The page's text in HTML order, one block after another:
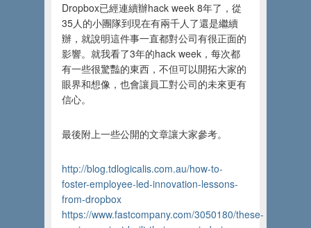
Dropbox已經連續辦hack week 8年了，從
35人的小團隊到現在有兩千人了還是繼續
辦，就說明這件事一直都對公司有很正面的
影響。就我看了3年的hack week，每次都
有一些很驚豔的東西，不但可以開拓大家的
眼界和想像，也會讓員工對公司的未來更有
信心。
最後附上一些公開的文章讓大家參考。
http://blog.tdlogicalis.com.au/how-to-
foster-employee-led-innovation-lessons-
from-dropbox
https://www.fastcompany.com/3050180/these-